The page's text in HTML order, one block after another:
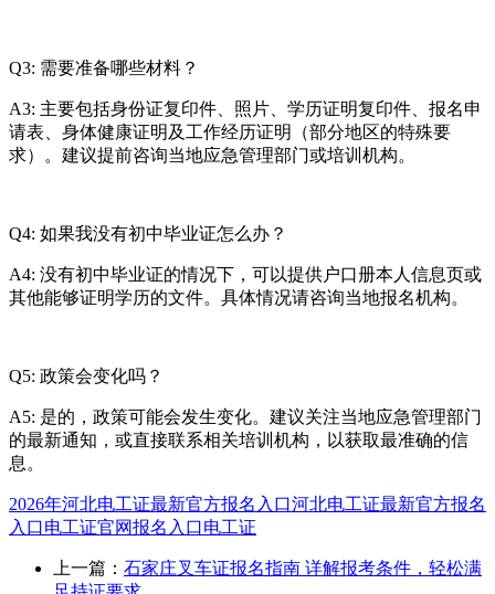
Q3: 需要准备哪些材料？
A3: 主要包括身份证复印件、照片、学历证明复印件、报名申
请表、身体健康证明及工作经历证明（部分地区的特殊要
求）。建议提前咨询当地应急管理部门或培训机构。
Q4: 如果我没有初中毕业证怎么办？
A4: 没有初中毕业证的情况下，可以提供户口册本人信息页或
其他能够证明学历的文件。具体情况请咨询当地报名机构。
Q5: 政策会变化吗？
A5: 是的，政策可能会发生变化。建议关注当地应急管理部门
的最新通知，或直接联系相关培训机构，以获取最准确的信
息。
2026年河北电工证最新官方报名入口河北电工证最新官方报名
入口电工证官网报名入口电工证
上一篇： 石家庄叉车证报名指南 详解报考条件，轻松满